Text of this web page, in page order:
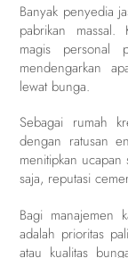
Banyak penyedia
pabrikan massal.
magis personal
mendengarkan
lewat bunga.
Sebagai rumah
dengan ratusan
menitipkan ucapan
saja, reputasi
Bagi manajemen
adalah prioritas
atau kualitas